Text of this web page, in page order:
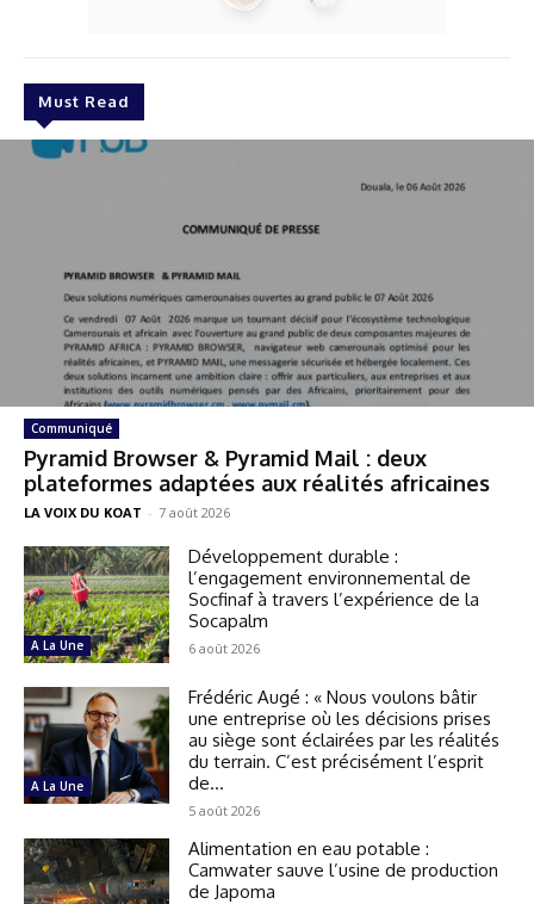
Must Read
Communiqué
Pyramid Browser & Pyramid Mail : deux
plateformes adaptées aux réalités africaines
LA VOIX DU KOAT - 7 août 2026
A La Une
Développement durable :
l’engagement environnemental de
Socfinaf à travers l’expérience de la
Socapalm
6 août 2026
A La Une
Frédéric Augé : « Nous voulons bâtir
une entreprise où les décisions prises
au siège sont éclairées par les réalités
du terrain. C’est précisément l’esprit
de...
5 août 2026
Alimentation en eau potable :
Camwater sauve l’usine de production
de Japoma